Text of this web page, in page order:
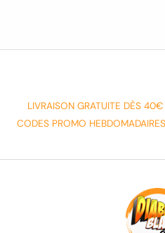
LIVRAISON GRATUITE DÈS
CODES PROMO